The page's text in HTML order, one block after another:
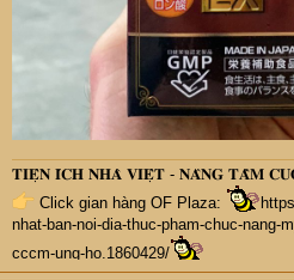
𝐓𝐈𝐄̣̂𝐍 𝐈́𝐂𝐇 𝐍𝐇𝐀̀ 𝐕𝐈𝐄̣̂𝐓 - 𝐍𝐀̂𝐍𝐆 𝐓𝐀̂̀𝐌
Click gian hàng OF Plaza:
nhat-ban-noi-dia-thuc-pham-chuc-nang-
cccm-ung-ho.1860429/